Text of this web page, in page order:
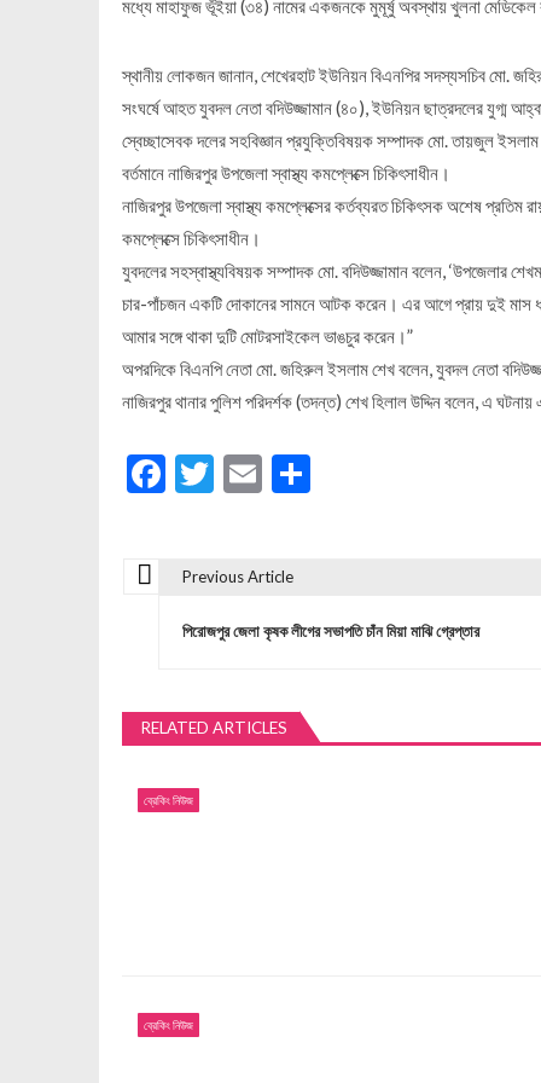
মধ্যে মাহাফুজ ভূঁইয়া (৩৪) নামের একজনকে মুমূর্ষু অবস্থায় খুলনা মেডিকেল
স্থানীয় লোকজন জানান, শেখেরহাট ইউনিয়ন বিএনপির সদস্যসচিব মো.
সংঘর্ষে আহত যুবদল নেতা বদিউজ্জামান (৪০), ইউনিয়ন ছাত্রদলের যুগ্ম
স্বেচ্ছাসেবক দলের সহবিজ্ঞান প্রযুক্তিবিষয়ক সম্পাদক মো. তায়জুল
বর্তমানে নাজিরপুর উপজেলা স্বাস্থ্য কমপ্লেক্সে চিকিৎসাধীন।
নাজিরপুর উপজেলা স্বাস্থ্য কমপ্লেক্সের কর্তব্যরত চিকিৎসক অশেষ
কমপ্লেক্সে চিকিৎসাধীন।
যুবদলের সহস্বাস্থ্যবিষয়ক সম্পাদক মো. বদিউজ্জামান বলেন, ‘উপজেলার
চার-পাঁচজন একটি দোকানের সামনে আটক করেন। এর আগে প্রায় দুই মাস
আমার সঙ্গে থাকা দুটি মোটরসাইকেল ভাঙচুর করেন।”
অপরদিকে বিএনপি নেতা মো. জহিরুল ইসলাম শেখ বলেন, যুবদল নেতা
নাজিরপুর থানার পুলিশ পরিদর্শক (তদন্ত) শেখ হিলাল উদ্দিন বলেন, এ
Facebook
Twitter
EmailShare
s
Previous Article
পিরোজপুর জেলা কৃষক লীগের সভাপতি চাঁন মিয়া মাঝি গ্রেপ্তার
RELATED ARTICLES
ব্রেকিং নিউজ
ব্রেকিং নিউজ